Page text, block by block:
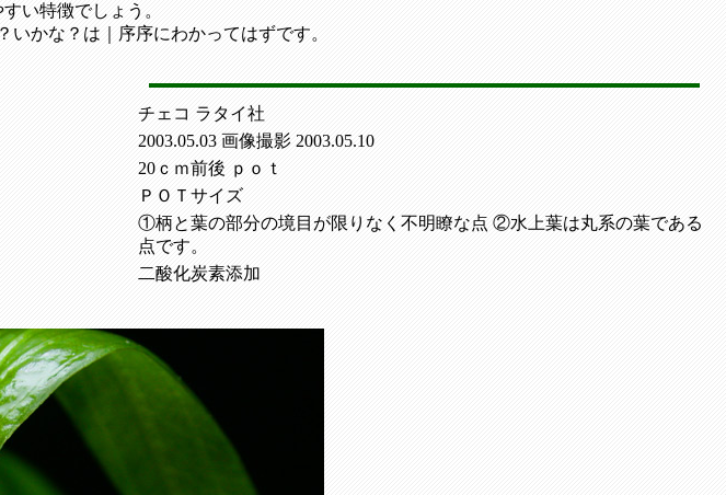
い特徴でしょう。
かな？は｜序序にわかってはずです。
チェコ ラタイ社
2003.05.03 画像撮影 2003.05.10
20ｃｍ前後 ｐｏｔ
ＰＯＴサイズ
①柄と葉の部分の境目が限りなく不明瞭な点 ②水上葉は丸系の葉である
点です。
二酸化炭素添加